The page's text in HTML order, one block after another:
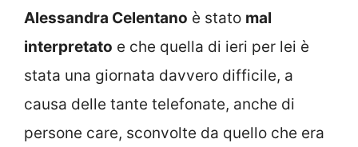
Alessandra Celentano è stato mal
interpretato e che quella di ieri per lei è
stata una giornata davvero difficile, a
causa delle tante telefonate, anche di
persone care, sconvolte da quello che era